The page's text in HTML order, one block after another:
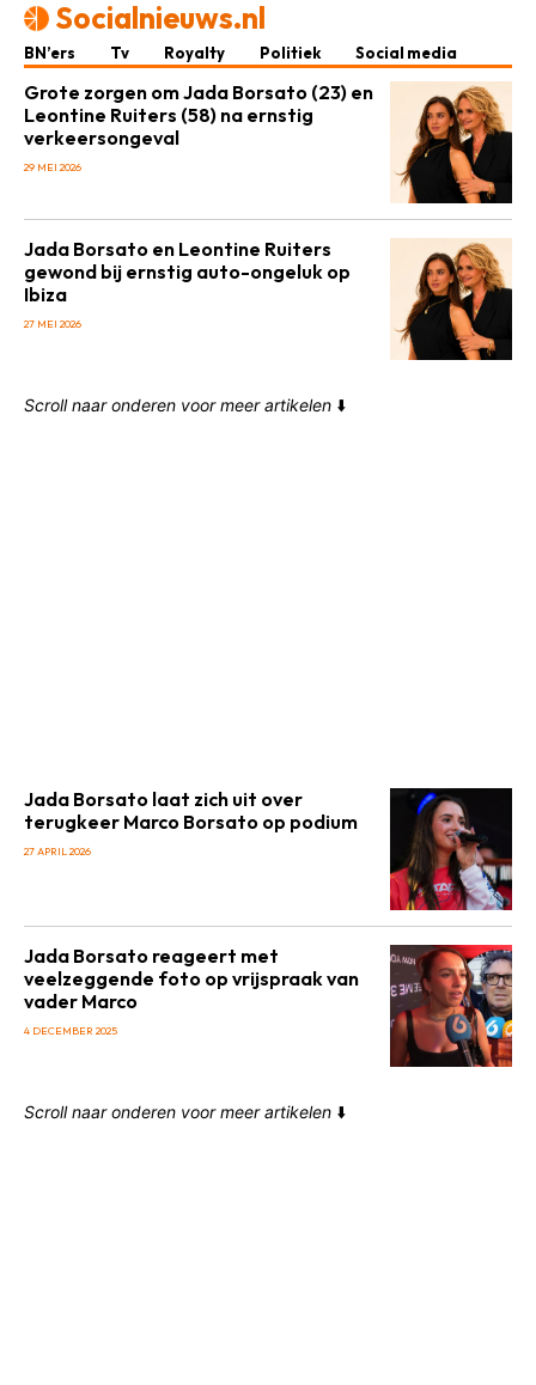
Socialnieuws.nl
BN’ers Tv Royalty Politiek Social media
Grote zorgen om Jada Borsato (23) en
Leontine Ruiters (58) na ernstig
verkeersongeval
29 MEI 2026
Jada Borsato en Leontine Ruiters
gewond bij ernstig auto-ongeluk op
Ibiza
27 MEI 2026
Scroll naar onderen voor meer artikelen ⬇️
Jada Borsato laat zich uit over
terugkeer Marco Borsato op podium
27 APRIL 2026
Jada Borsato reageert met
veelzeggende foto op vrijspraak van
vader Marco
4 DECEMBER 2025
Scroll naar onderen voor meer artikelen ⬇️